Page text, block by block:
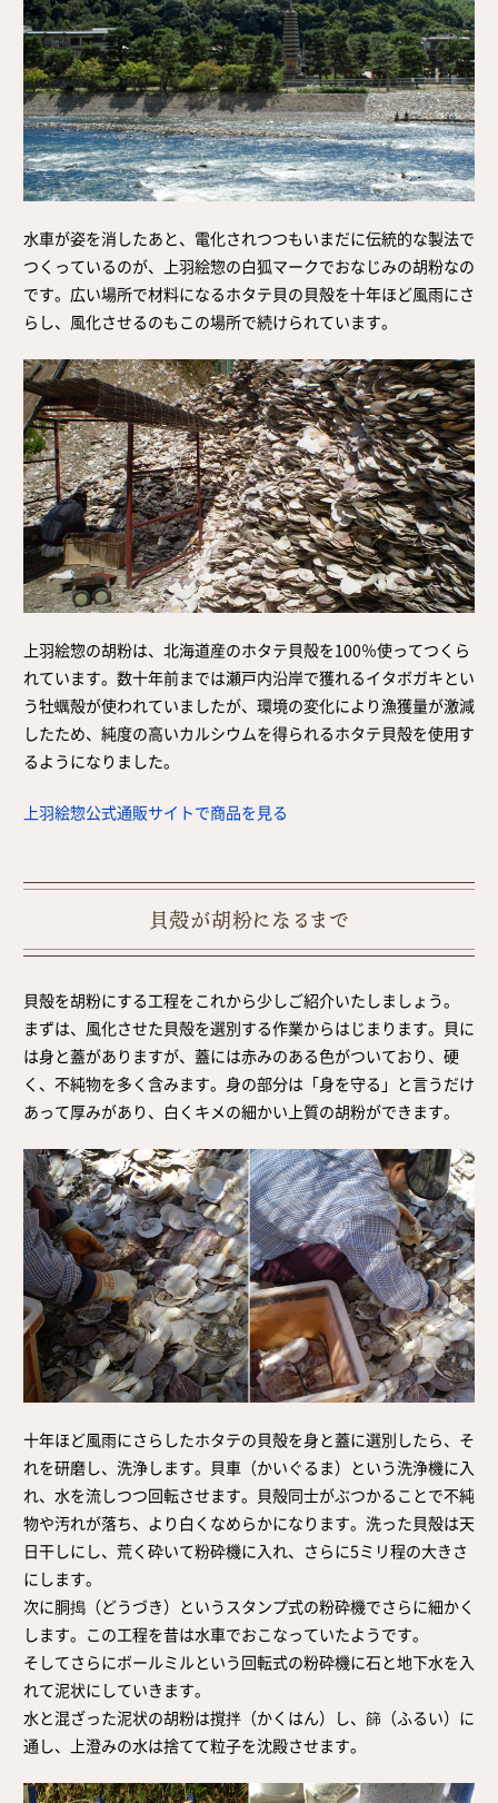
水車が姿を消したあと、電化されつつもいまだに伝統的な製法で
つくっているのが、上羽絵惣の白狐マークでおなじみの胡粉なの
です。広い場所で材料になるホタテ貝の貝殻を十年ほど風雨にさ
らし、風化させるのもこの場所で続けられています。
上羽絵惣の胡粉は、北海道産のホタテ貝殻を100％使ってつくら
れています。数十年前までは瀬戸内沿岸で獲れるイタボガキとい
う牡蠣殻が使われていましたが、環境の変化により漁獲量が激減
したため、純度の高いカルシウムを得られるホタテ貝殻を使用す
るようになりました。
上羽絵惣公式通販サイトで商品を見る
貝殻が胡粉になるまで
貝殻を胡粉にする工程をこれから少しご紹介いたしましょう。
まずは、風化させた貝殻を選別する作業からはじまります。貝に
は身と蓋がありますが、蓋には赤みのある色がついており、硬
く、不純物を多く含みます。身の部分は「身を守る」と言うだけ
あって厚みがあり、白くキメの細かい上質の胡粉ができます。
十年ほど風雨にさらしたホタテの貝殻を身と蓋に選別したら、そ
れを研磨し、洗浄します。貝車（かいぐるま）という洗浄機に入
れ、水を流しつつ回転させます。貝殻同士がぶつかることで不純
物や汚れが落ち、より白くなめらかになります。洗った貝殻は天
日干しにし、荒く砕いて粉砕機に入れ、さらに5ミリ程の大きさ
にします。
次に胴搗（どうづき）というスタンプ式の粉砕機でさらに細かく
します。この工程を昔は水車でおこなっていたようです。
そしてさらにボールミルという回転式の粉砕機に石と地下水を入
れて泥状にしていきます。
水と混ざった泥状の胡粉は撹拌（かくはん）し、篩（ふるい）に
通し、上澄みの水は捨てて粒子を沈殿させます。